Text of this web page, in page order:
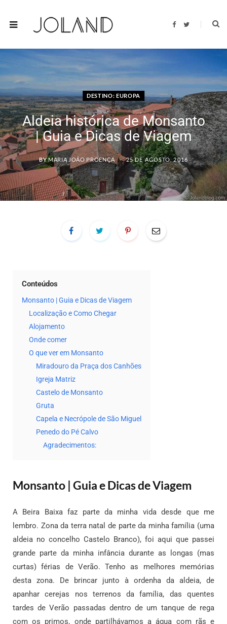
F
b
T
t
DESTINO: EUROPA
Aldeia histórica de Monsanto
| Guia e Dicas de Viagem
BY MARIA JOÃO PROENÇA 25 DE AGOSTO, 2016
Conteúdos
Monsanto | Guia e Dicas de Viagem
Localização e Como Chegar
Alojamento
Onde comer
O que ver em Monsanto
Miradouro da Praça dos Canhões
Igreja Matriz
Castelo de Monsanto
Gruta
Capela e Necrópole de São Miguel
Penedo do Pé Calvo
Agradecimentos:
Monsanto | Guia e Dicas de Viagem
A Beira Baixa faz parte da minha vida desde que me
lembro. Zona da terra natal de parte da minha família (uma
aldeia no concelho Castelo Branco), foi aqui que passei
grande parte da minha infância durante as longas (mas
curtas) férias de Verão. Tenho as melhores memórias
desta zona. De brincar junto à ordenha da aldeia, de
apanhar cerejas nos terrenos da família, das quentes
tardes de Verão passadas dentro de um tanque de rega
com os primos, onde partilhávamos a água com rãs e